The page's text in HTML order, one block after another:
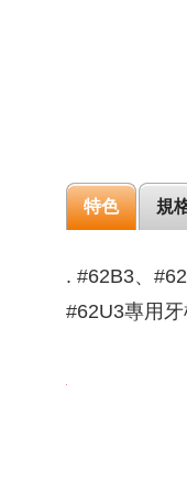
特色 規
. #62B3、
#62U3專用